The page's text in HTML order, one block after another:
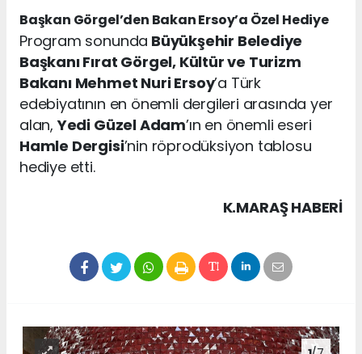
Başkan Görgel’den Bakan Ersoy’a Özel Hediye
Program sonunda Büyükşehir Belediye
Başkanı Fırat Görgel, Kültür ve Turizm
Bakanı Mehmet Nuri Ersoy’a Türk
edebiyatının en önemli dergileri arasında yer
alan,Yedi Güzel Adam’ın en önemli eseri
Hamle Dergisi’nin röprodüksiyon tablosu
hediye etti.
K.MARAŞ HABERİ